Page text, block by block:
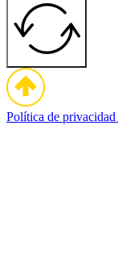
Política de privacidad